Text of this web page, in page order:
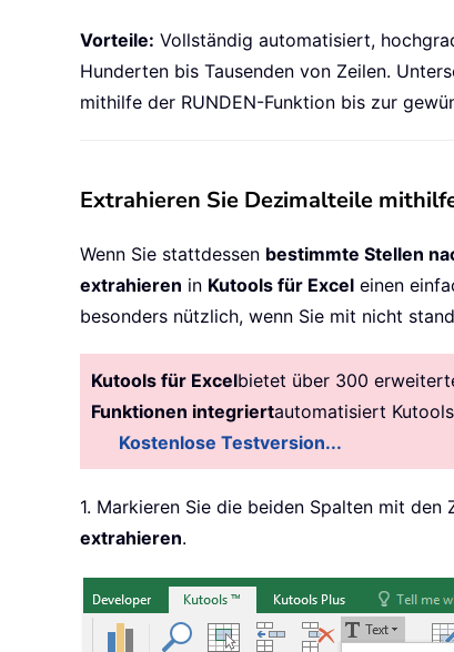
Vorteile: Vollständig automatisiert,
Hunderten bis Tausenden von Zeilen.
mithilfe der RUNDEN-Funktion bis zur
Extrahieren Sie Dezimalteile
Wenn Sie stattdessen bestimmte Stellen
extrahieren in Kutools für Excel einen
besonders nützlich, wenn Sie mit nicht
Kutools für Excelbietet über 300
Funktionen integriertautomatisiert
Kostenlose Testversion...
1. Markieren Sie die beiden Spalten mit
extrahieren.